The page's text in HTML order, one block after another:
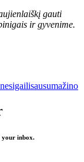
gauti
ir gyvenime.
nesigailisausumažino
your inbox.